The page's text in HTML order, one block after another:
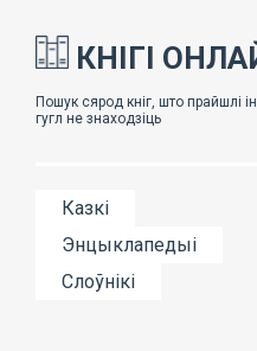
КНІГІ
Казкі
Энцыклапедыі
Слоўнікі